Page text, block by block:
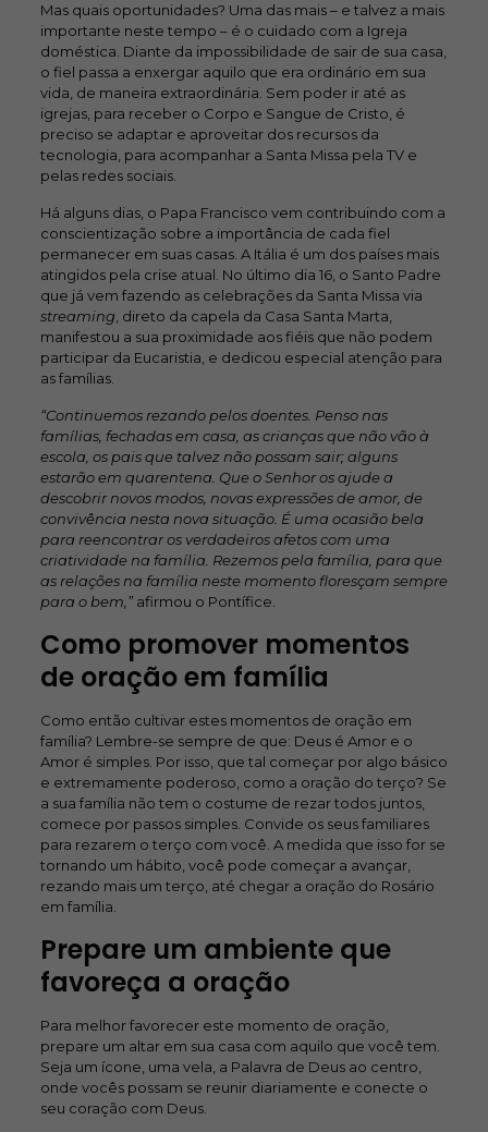
Mas quais oportunidades? Uma das mais – e talvez a mais
importante neste tempo – é o cuidado com a Igreja
doméstica. Diante da impossibilidade de sair de sua casa,
o fiel passa a enxergar aquilo que era ordinário em sua
vida, de maneira extraordinária. Sem poder ir até as
igrejas, para receber o Corpo e Sangue de Cristo, é
preciso se adaptar e aproveitar dos recursos da
tecnologia, para acompanhar a Santa Missa pela TV e
pelas redes sociais.
Há alguns dias, o Papa Francisco vem contribuindo com a
conscientização sobre a importância de cada fiel
permanecer em suas casas. A Itália é um dos países mais
atingidos pela crise atual. No último dia 16, o Santo Padre
que já vem fazendo as celebrações da Santa Missa via
streaming , direto da capela da Casa Santa Marta,
manifestou a sua proximidade aos fiéis que não podem
participar da Eucaristia, e dedicou especial atenção para
as famílias.
“Continuemos rezando pelos doentes. Penso nas
famílias, fechadas em casa, as crianças que não vão à
escola, os pais que talvez não possam sair; alguns
estarão em quarentena. Que o Senhor os ajude a
descobrir novos modos, novas expressões de amor, de
convivência nesta nova situação. É uma ocasião bela
para reencontrar os verdadeiros afetos com uma
criatividade na família. Rezemos pela família, para que
as relações na família neste momento floresçam sempre
para o bem,”afirmou o Pontífice.
Como promover momentos
de oração em família
Como então cultivar estes momentos de oração em
família? Lembre-se sempre de que: Deus é Amor e o
Amor é simples. Por isso, que tal começar por algo básico
e extremamente poderoso, como a oração do terço? Se
a sua família não tem o costume de rezar todos juntos,
comece por passos simples. Convide os seus familiares
para rezarem o terço com você. A medida que isso for se
tornando um hábito, você pode começar a avançar,
rezando mais um terço, até chegar a oração do Rosário
em família.
Prepare um ambiente que
favoreça a oração
Para melhor favorecer este momento de oração,
prepare um altar em sua casa com aquilo que você tem.
Seja um ícone, uma vela, a Palavra de Deus ao centro,
onde vocês possam se reunir diariamente e conecte o
seu coração com Deus.